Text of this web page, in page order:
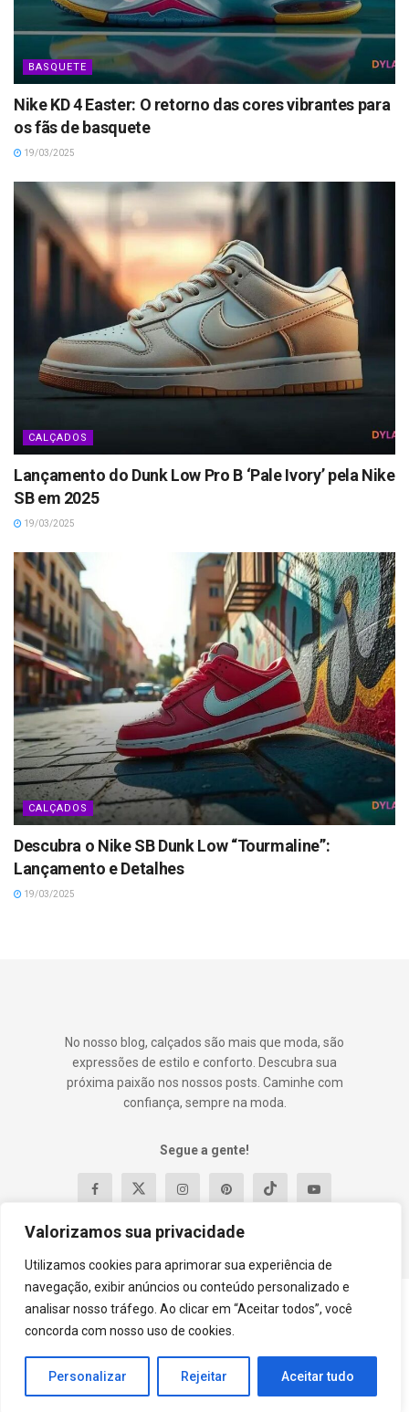
Valorizamos sua privacidade
Utilizamos cookies para aprimorar sua experiência de
navegação, exibir anúncios ou conteúdo personalizado e
analisar nosso tráfego. Ao clicar em “Aceitar todos”, você
concorda com nosso uso de cookies.
Personalizar Rejeitar Aceitar tudo
BASQUETE
Nike KD 4 Easter: O retorno das cores vibrantes para
os fãs de basquete
19/03/2025
CALÇADOS
Lançamento do Dunk Low Pro B ‘Pale Ivory’ pela Nike
SB em 2025
19/03/2025
CALÇADOS
Descubra o Nike SB Dunk Low “Tourmaline”:
Lançamento e Detalhes
19/03/2025
No nosso blog, calçados são mais que moda, são
expressões de estilo e conforto. Descubra sua
próxima paixão nos nossos posts. Caminhe com
confiança, sempre na moda.
Segue a gente!
Contato Política e Privacidade
Termos e Condições
Sobre
© 2023DylaShoes- Premium WordPress news & magazine theme by
Guilherme Oliveira.